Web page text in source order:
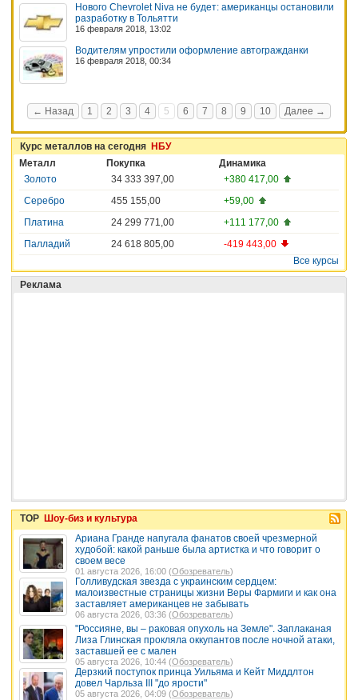
Нового Chevrolet Niva не будет: американцы остановили
разработку в Тольятти
16 февраля 2018, 13:02
Водителям упростили оформление автогражданки
16 февраля 2018, 00:34
← Назад 1 2 3 4 5 6 7 8 9 10 Далее →
Курс металлов на сегодня НБУ
Металл
Покупка
Динамика
Золото
34 333 397,00
+380 417,00
Серебро
455 155,00
+59,00
Платина
24 299 771,00
+111 177,00
Палладий
24 618 805,00
-419 443,00
Все курсы
Реклама
TOP Шоу-биз и культура
Ариана Гранде напугала фанатов своей чрезмерной
худобой: какой раньше была артистка и что говорит о
своем весе
01 августа 2026, 16:00 (Обозреватель)
Голливудская звезда с украинским сердцем:
малоизвестные страницы жизни Веры Фармиги и как она
заставляет американцев не забывать
06 августа 2026, 03:36 (Обозреватель)
"Россияне, вы – раковая опухоль на Земле". Заплаканая
Лиза Глинская прокляла оккупантов после ночной атаки,
заставшей ее с мален
05 августа 2026, 10:44 (Обозреватель)
Дерзкий поступок принца Уильяма и Кейт Миддлтон
довел Чарльза III "до ярости"
05 августа 2026, 04:09 (Обозреватель)